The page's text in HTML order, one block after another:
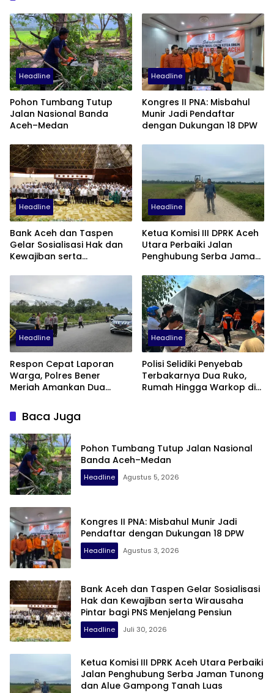
Headline
Pohon Tumbang Tutup
Jalan Nasional Banda
Aceh–Medan
Headline
Kongres II PNA: Misbahul
Munir Jadi Pendaftar
dengan Dukungan 18 DPW
Headline
Bank Aceh dan Taspen
Gelar Sosialisasi Hak dan
Kewajiban serta
Menjelang Pensiun
Headline
Ketua Komisi III DPRK Aceh
Utara Perbaiki Jalan
Penghubung Serba Jaman
Gampong Tanah Luas
Headline
Respon Cepat Laporan
Warga, Polres Bener
Meriah Amankan Dua
Terlibat Balap Liar
Headline
Polisi Selidiki Penyebab
Terbakarnya Dua Ruko,
Rumah Hingga Warkop di
Baca Juga
Pohon Tumbang Tutup Jalan Nasional
Banda Aceh–Medan
Headline Agustus 5, 2026
Kongres II PNA: Misbahul Munir Jadi
Pendaftar dengan Dukungan 18 DPW
Headline Agustus 3, 2026
Bank Aceh dan Taspen Gelar Sosialisasi
Hak dan Kewajiban serta Wirausaha
Pintar bagi PNS Menjelang Pensiun
Headline Juli 30, 2026
Ketua Komisi III DPRK Aceh Utara Perbaiki
Jalan Penghubung Serba Jaman Tunong
dan Alue Gampong Tanah Luas